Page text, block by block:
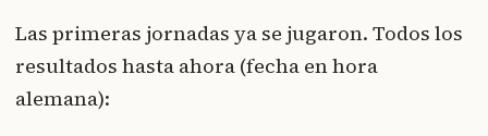
Las primeras jornadas ya se jugaron. Todos los
resultados hasta ahora (fecha en hora
alemana):